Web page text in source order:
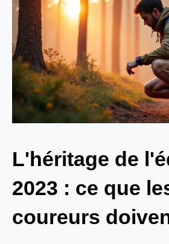
L'héritage de
2023 : ce que
coureurs